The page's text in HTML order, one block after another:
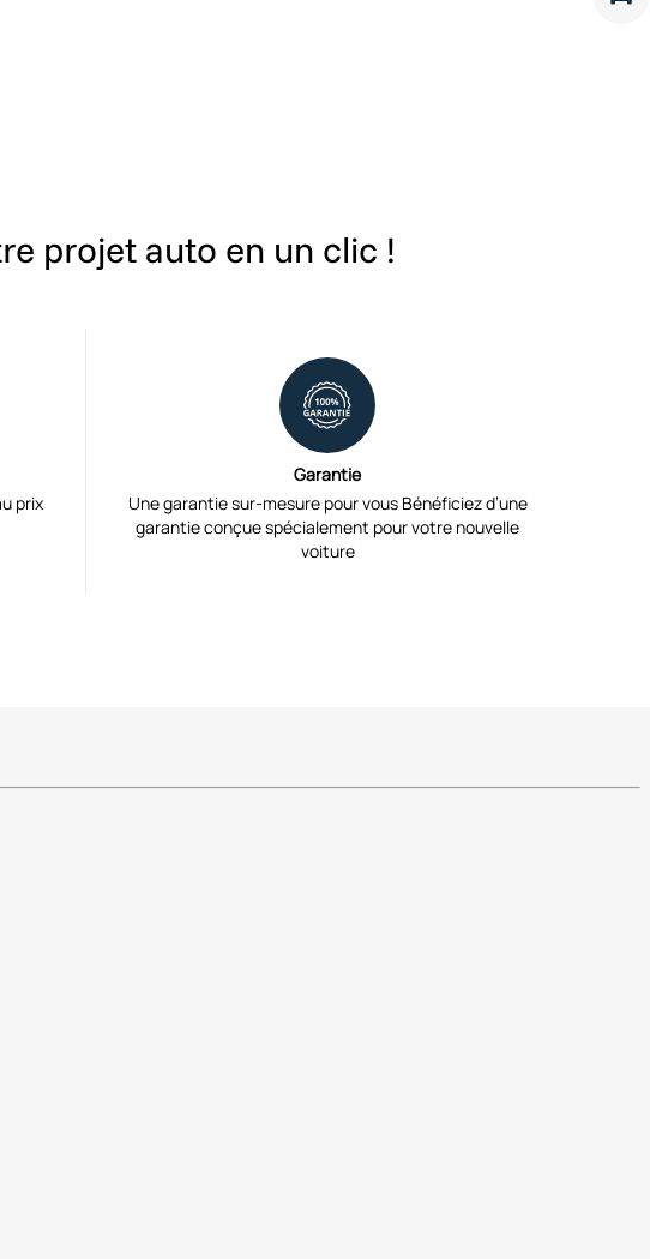
projet auto en un clic !
prix
Garantie
Une garantie sur-mesure pour vous Bénéficiez d’une
garantie conçue spécialement pour votre nouvelle
voiture